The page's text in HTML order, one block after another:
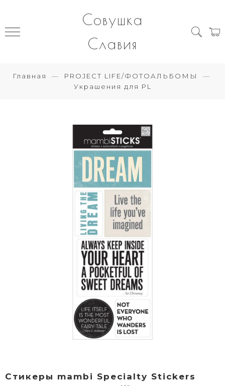
Совушка
Славия
Главная
PROJECT LIFE/ФОТОАЛЬБОМЫ
Украшения для PL
Стикеры mambi Specialty Stickers